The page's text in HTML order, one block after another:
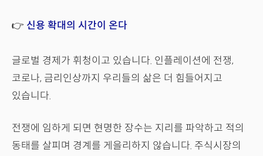
👉 신용 확대의 시간이 온다
글로벌 경제가 휘청이고 있습니다. 인플레이션에 전쟁,
코로나, 금리인상까지 우리들의 삶은 더 힘들어지고
있습니다.
전쟁에 임하게 되면 현명한 장수는 지리를 파악하고 적의
동태를 살피며 경계를 게을리하지 않습니다. 주식시장의